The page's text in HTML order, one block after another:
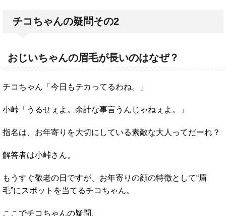
チコちゃんの疑問その2
おじいちゃんの眉毛が長いのはなぜ？
チコちゃん「今日もテカってるわね。」
小峠「うるせぇよ。余計な事言うんじゃねぇよ。」
指名は、お年寄りを大切にしている素敵な大人ってだーれ？
解答者は小峠さん。
もうすぐ敬老の日ですが、お年寄りの顔の特徴として“眉
毛”にスポットを当てるチコちゃん。
ここでチコちゃんの疑問、